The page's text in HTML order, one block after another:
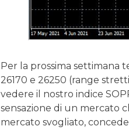
Per la prossima settimana
26170 e 26250 (range
vedere il nostro indice
sensazione di un mercato
mercato svogliato,